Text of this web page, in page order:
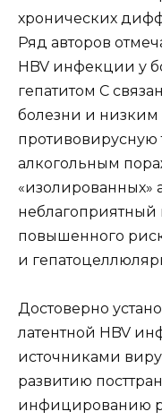
хронических
Ряд авторов
HBV инфекции у
гепатитом С
болезни и низким
противовирусную
алкогольным
«изолированных»
неблагоприятный
повышенного
и
Достоверно
латентной HBV
источниками
развитию
инфицированию